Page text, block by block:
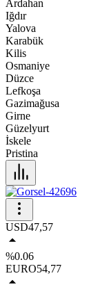
Ardahan
Iğdır
Yalova
Karabük
Kilis
Osmaniye
Düzce
Lefkoşa
Gazimağusa
Girne
Güzelyurt
İskele
Pristina
USD47,57
%0.06
EURO54,77